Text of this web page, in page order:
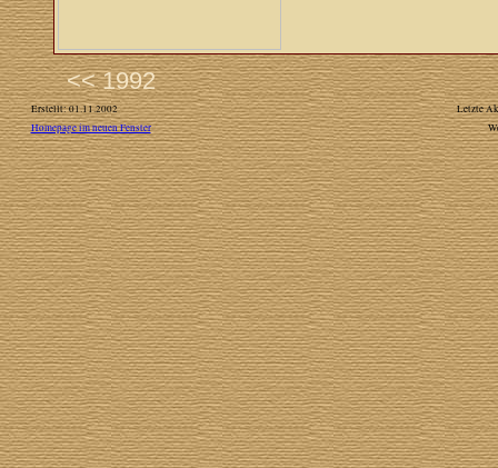
<< 1992
Erstellt: 01.11.2002
Letzte
Homepage im neuen Fenster